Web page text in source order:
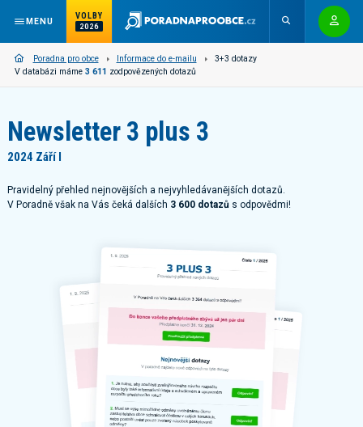
MENU
VOLBY
2026
Poradna pro obce Informace do e-mailu
3+3 dotazy
V databázi máme 3 611 zodpovězených dotazů
Newsletter 3 plus 3
2024 Září I
Pravidelný přehled nejnovějších a nejvyhledávanějších dotazů.
V Poradně však na Vás čeká dalších 3 600 dotazů s odpovědmi!